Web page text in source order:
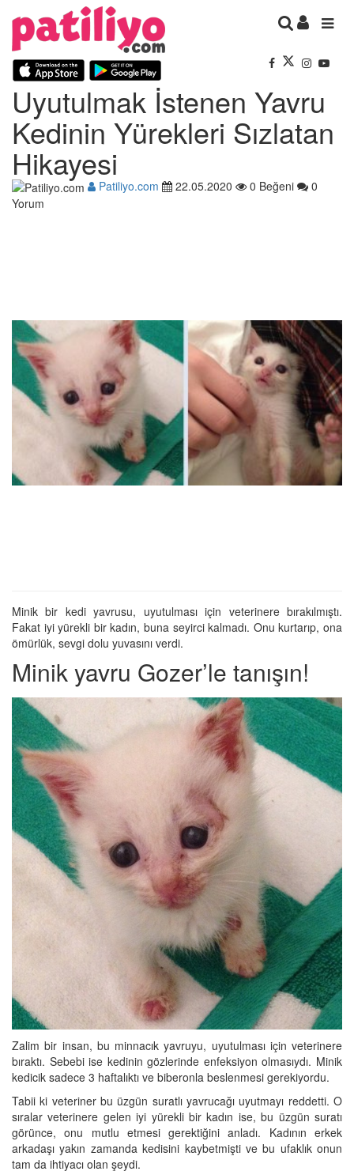
Uyutulmak İstenen Yavru
Kedinin Yürekleri Sızlatan
Hikayesi
Patiliyo.com 22.05.2020 0 Beğeni
0
Yorum
Minik bir kedi yavrusu, uyutulması için veterinere bırakılmıştı.
Fakat iyi yürekli bir kadın, buna seyirci kalmadı. Onu kurtarıp, ona
ömürlük, sevgi dolu yuvasını verdi.
Minik yavru Gozer’le tanışın!
Zalim bir insan, bu minnacık yavruyu, uyutulması için veterinere
bıraktı. Sebebi ise kedinin gözlerinde enfeksiyon olmasıydı. Minik
kedicik sadece 3 haftalıktı ve biberonla beslenmesi gerekiyordu.
Tabii ki veteriner bu üzgün suratlı yavrucağı uyutmayı reddetti. O
sıralar veterinere gelen iyi yürekli bir kadın ise, bu üzgün suratı
görünce, onu mutlu etmesi gerektiğini anladı. Kadının erkek
arkadaşı yakın zamanda kedisini kaybetmişti ve bu ufaklık onun
tam da ihtiyacı olan şeydi.